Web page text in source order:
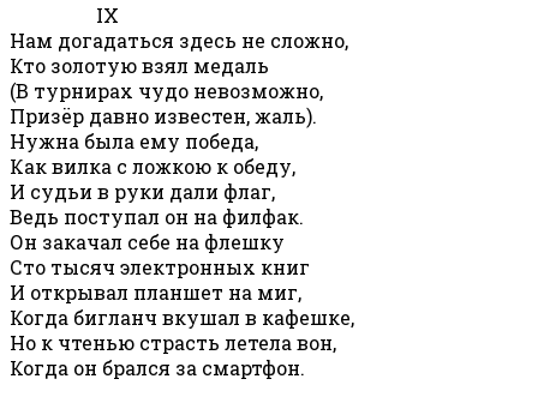
IX
Нам догадаться здесь не сложно,
Кто золотую взял медаль
(В турнирах чудо невозможно,
Призёр давно известен, жаль).
Нужна была ему победа,
Как вилка с ложкою к обеду,
И судьи в руки дали флаг,
Ведь поступал он на филфак.
Он закачал себе на флешку
Сто тысяч электронных книг
И открывал планшет на миг,
Когда бигланч вкушал в кафешке,
Но к чтенью страсть летела вон,
Когда он брался за смартфон.